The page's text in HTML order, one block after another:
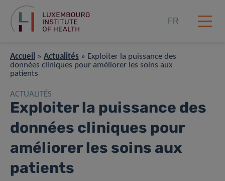
FR
Accueil » Actualités » Exploiter la puissance des
données cliniques pour améliorer les soins aux
patients
ACTUALITÉS
Exploiter la puissance des
données cliniques pour
améliorer les soins aux
patients